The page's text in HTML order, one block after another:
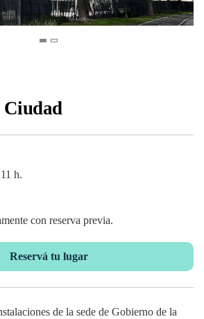
Ciudad
h.
con reserva previa.
Reservá tu lugar
de la sede de Gobierno de la